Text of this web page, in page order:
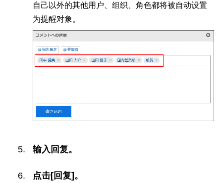
自己以外的其他用户、组织、角色都将被自动设置
为提醒对象。
输入回复。
点击[回复]。